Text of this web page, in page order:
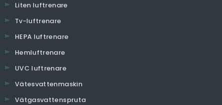
Liten luftrenare
Tv-luftrenare
HEPA luftrenare
Hemluftrenare
UVC luftrenare
Vätesvattenmaskin
Vätgasvattenspruta